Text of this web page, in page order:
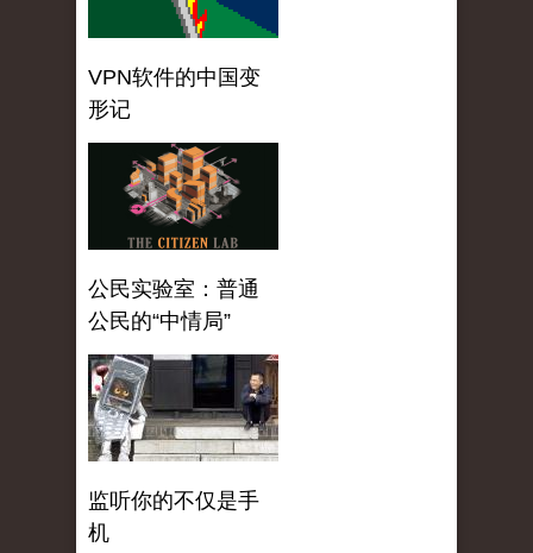
VPN软件的中国变
形记
公民实验室：普通
公民的“中情局”
监听你的不仅是手
机